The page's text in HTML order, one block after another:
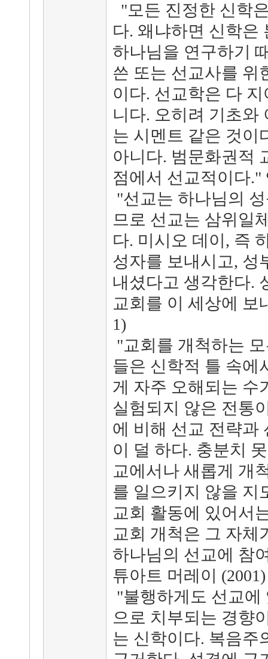
"모든 진정한 신학
다. 왜냐하면 신학은
하나님을 연구하기
쓴 또는 선교사를 위
이다. 선교학은 다
니다. 오히려 기초와
는 시멘트 같은 것이
아니다. 범문화권적
점에서 선교적이다."
"선교는 하나님의
므로 선교는 삼위일
다. 미시오 데이, 즉
성자를 보내시고, 성
내셨다고 생각한다.
교회를 이 세상에 보
1)
"교회를 개척하는
들은 신학적 틀 속에
게 자주 오해되는 수
실험되지 않은 전통
에 비해 선교 전략과
이 덜 하다. 충분치
교에서나 새롭게 개
를 일으키지 않을 지
교회 활동에 있어서
교회 개척은 그 자체
하나님의 선교에 참
튜아트 머레이 (2001)
"불행하게도 선교에
으로 치부되는 경향
는 신학이다. 복음주